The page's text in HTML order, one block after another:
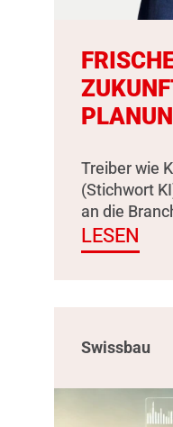
Treiber wie
(Stichwort
an die
LESEN
Swissbau